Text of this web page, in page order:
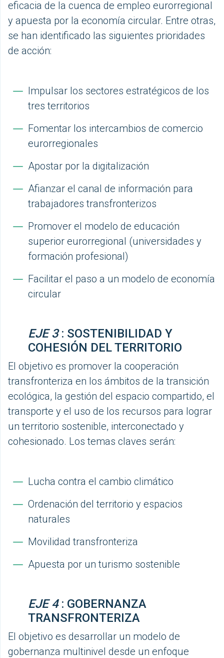
eficacia de la cuenca de empleo eurorregional
y apuesta por la economía circular. Entre otras,
se han identificado las siguientes prioridades
de acción:
Impulsar los sectores estratégicos de los
tres territorios
Fomentar los intercambios de comercio
eurorregionales
Apostar por la digitalización
Afianzar el canal de información para
trabajadores transfronterizos
Promover el modelo de educación
superior eurorregional (universidades y
formación profesional)
Facilitar el paso a un modelo de economía
circular
EJE 3: SOSTENIBILIDAD Y
COHESIÓN DEL TERRITORIO
El objetivo es promover la cooperación
transfronteriza en los ámbitos de la transición
ecológica, la gestión del espacio compartido, el
transporte y el uso de los recursos para lograr
un territorio sostenible, interconectado y
cohesionado. Los temas claves serán:
Lucha contra el cambio climático
Ordenación del territorio y espacios
naturales
Movilidad transfronteriza
Apuesta por un turismo sostenible
EJE 4: GOBERNANZA
TRANSFRONTERIZA
El objetivo es desarrollar un modelo de
gobernanza multinivel desde un enfoque